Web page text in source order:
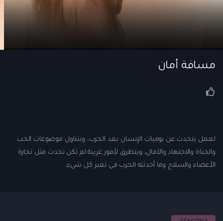
مسافة أمان
لعمل يتحدث عن يوميات الإنسان بعد الحرب، ويتناول موضوعات الحب
والحياة والاجتهاد والآمال، ويتطرق لأمور غريبة لم تكن تحدث مثل تجارة
الأعضاء والسلاح وما أحدثته الحرب في تغير كل شيء.